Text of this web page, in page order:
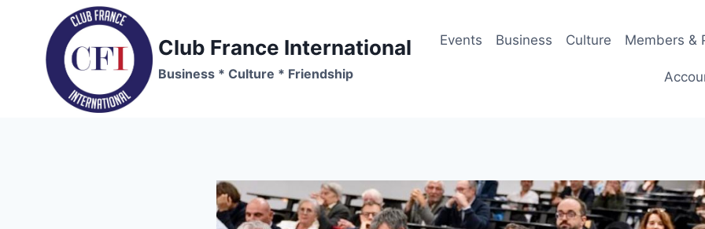
content
Club France International
Business * Culture * Friendship
Events Business Culture Members &